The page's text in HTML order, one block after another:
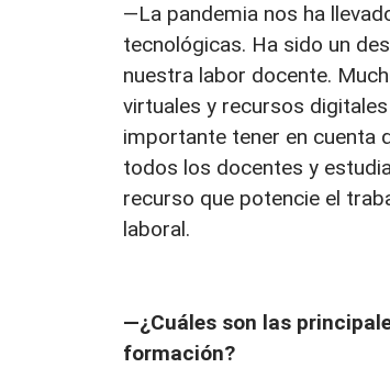
—La pandemia nos ha
tecnológicas. Ha sido un
nuestra labor docente.
virtuales y recursos
importante tener en cuenta
todos los docentes y
recurso que potencie el
laboral.
—¿Cuáles son las
formación?